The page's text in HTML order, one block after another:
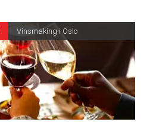
Vinsmaking i Oslo